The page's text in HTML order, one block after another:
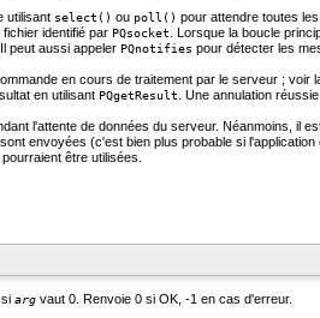
utilisant select() ou poll() pour attendre toutes
identifié par PQsocket . Lorsque la boucle
peut aussi appeler PQnotifies pour détecter les
en cours de traitement par le serveur ; voir
en utilisant PQgetResult . Une annulation
l'attente de données du serveur. Néanmoins, il
envoyées (c'est bien plus probable si
être utilisées.
arg vaut 0. Renvoie 0 si OK, -1 en cas d'erreur.